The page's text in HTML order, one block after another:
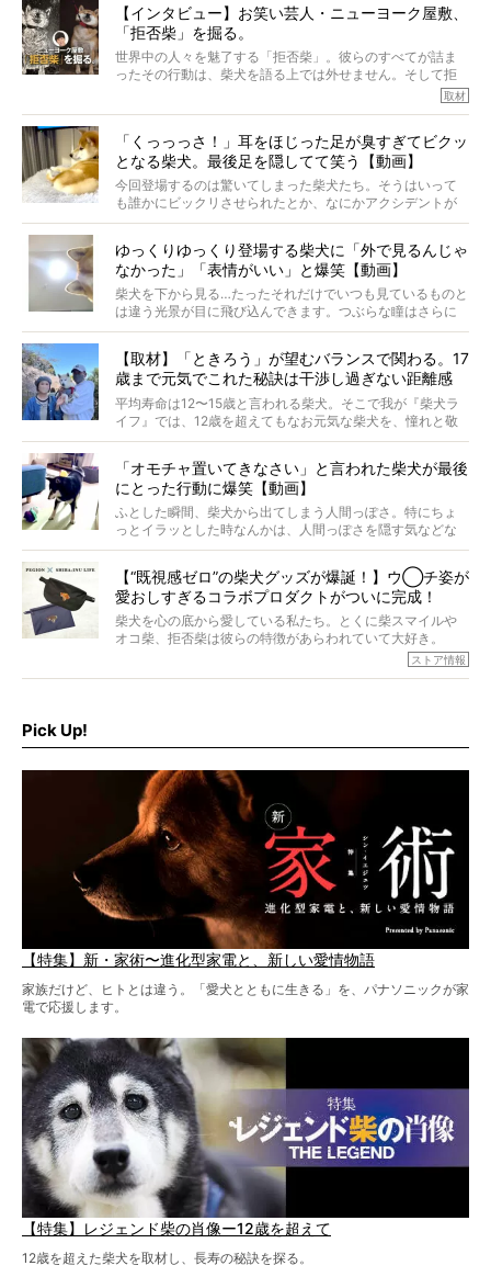
語でした。
※文章はご本人の了承を得て編集しています
※画像はすべてイメージです
※この記事は個人の感想であり、効果・効能を示すものではありません
そんな噂を聞きつけ、今回はハワイの柴犬たちを取材して
きました！
【インタビュー】お笑い芸人・ニューヨーク屋敷、
「拒否柴」を掘る。
世界中の人々を魅了する「拒否柴」。彼らのすべてが詰ま
ったその行動は、柴犬を語る上では外せません。そして拒
否柴がここまで話題になるのは、“映える”ことも理由のひと
がるのでしょうか。
最近版画製作を始めた、お笑いコンビ「ニューヨーク」の
屋敷裕政さんに、拒否柴を掘っていただきました！ イン
タビューと合わせてご覧ください。
取材
「くっっっさ！」耳をほじった足が臭すぎてビクッ
となる柴犬。最後足を隠してて笑う【動画】
今回登場するのは驚いてしまった柴犬たち。そうはいって
も誰かにビックリさせられたとか、なにかアクシデントが
起きたとか、そういうことが原因ではありません。全ての
ゆっくりゆっくり登場する柴犬に「外で見るんじゃ
なかった」「表情がいい」と爆笑【動画】
柴犬を下から見る…たったそれだけでいつも見ているものと
は違う光景が目に飛び込んできます。つぶらな瞳はさらに
つぶらに見え、モフモフのお顔はさらにモフモフに見えま
【取材】「ときろう」が望むバランスで関わる。17
歳まで元気でこれた秘訣は干渉し過ぎない距離感
#38ときろう
平均寿命は12〜15歳と言われる柴犬。そこで我が『柴犬ラ
イフ』では、12歳を超えてもなお元気な柴犬を、憧れと敬
意を込めて“レジェンド柴”と呼んでいます。 この特集で
ォーカスし、その元気の秘訣や、老犬と暮らすうえで大切
だと思うことを、オーナーさんに語っていただきます。今
回登場してくれたのは、17歳のときろうくん。小さい頃か
ら食が細かったため、何でも食べさせてきたということで
「オモチャ置いてきなさい」と言われた柴犬が最後
にとった行動に爆笑【動画】
ふとした瞬間、柴犬から出てしまう人間っぽさ。特にちょ
っとイラッとした時なんかは、人間っぽさを隠す気などな
いように見えます。もしかして本当の本当は、中身は人間
【“既視感ゼロ”の柴犬グッズが爆誕！】ウ◯チ姿が
愛おしすぎるコラボプロダクトがついに完成！
柴犬を心の底から愛している私たち。とくに柴スマイルや
オコ柴、拒否柴は彼らの特徴があらわれていて大好き。
でもちょっと待て…もうひとつ、忘れてはならない愛おしい
ストア情報
Pick Up!
【特集】新・家術〜進化型家電と、新しい愛情物語
家族だけど、ヒトとは違う。「愛犬とともに生きる」を、パナソニックが家
電で応援します。
【特集】レジェンド柴の肖像ー12歳を超えて
12歳を超えた柴犬を取材し、長寿の秘訣を探る。